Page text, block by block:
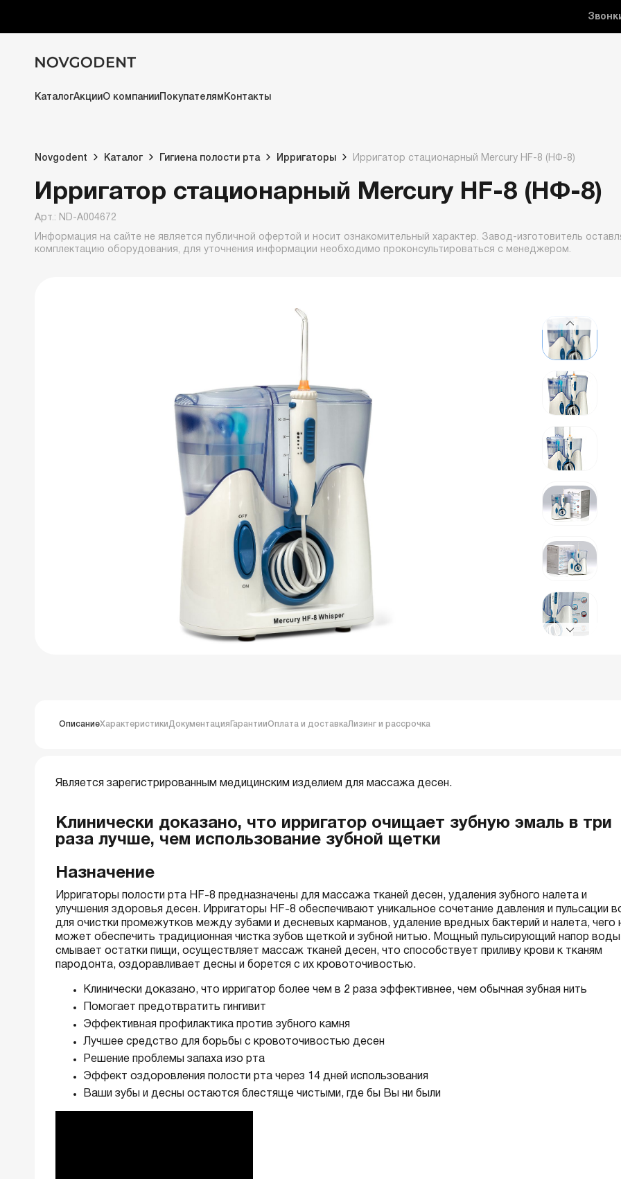
КаталогАкцииО компании Покупателям Контакты
Novgodent Каталог Гигиена полости рта Ирригаторы Ирригатор стационарный Mercury HF-8 (HФ-8)
Ирригатор стационарный Mercury HF-8 (HФ-8)
Арт.: ND-A004672
Информация на сайте не является публичной офертой и носит ознакомительный характер. Завод-изготовитель
комплектацию оборудования, для уточнения информации необходимо проконсультироваться с менеджером.
ОписаниеХарактеристикиДокументация ГарантииОплата и доставкаЛизинг и рассрочка
Является зарегистрированным медицинским изделием для массажа десен.
Клинически доказано, что ирригатор очищает зубную эмаль в три
раза лучше, чем использование зубной щетки
Назначение
Ирригаторы полости рта HF-8 предназначены для массажа тканей десен, удаления зубного налета и
улучшения здоровья десен. Ирригаторы HF-8 обеспечивают уникальное сочетание давления и пульсации
для очистки промежутков между зубами и десневых карманов, удаление вредных бактерий и налета, чего
может обеспечить традиционная чистка зубов щеткой и зубной нитью. Мощный пульсирующий напор воды
смывает остатки пищи, осуществляет массаж тканей десен, что способствует приливу крови к тканям
пародонта, оздоравливает десны и борется с их кровоточивостью.
Клинически доказано, что ирригатор более чем в 2 раза эффективнее, чем обычная зубная нить
Помогает предотвратить гингивит
Эффективная профилактика против зубного камня
Лучшее средство для борьбы с кровоточивостью десен
Решение проблемы запаха изо рта
Эффект оздоровления полости рта через 14 дней использования
Ваши зубы и десны остаются блестяще чистыми, где бы Вы ни были